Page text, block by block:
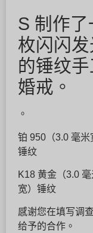
S 制作了
枚闪闪发
的锤纹手
婚戒。
。
铂 950（3.0 毫米
锤纹
K18 黄金（3.0 毫
宽）锤纹
感谢您在填写调
给予的合作。